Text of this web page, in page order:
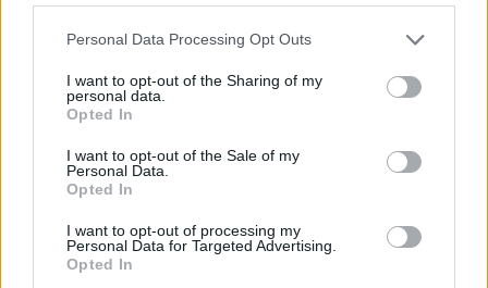
Personal Data Processing Opt Outs
I want to opt-out of the Sharing of my
personal data.
Opted In
I want to opt-out of the Sale of my
Personal Data.
Opted In
I want to opt-out of processing my
Personal Data for Targeted Advertising.
Opted In
Székelyföldi játékosokkal készül a női válogatott a
FOTE-ra
09:49
Craiova – a csütörtöki sportműsor
23:30
Corbu bombagólja döntött, előnyből várja a
visszavágót a Ferencváros